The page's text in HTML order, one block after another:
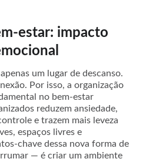
estar: impacto
um lugar de descanso.
Por isso, a organização
no bem-estar
reduzem ansiedade,
e trazem mais leveza
espaços livres e
chave dessa nova forma de
— é criar um ambiente